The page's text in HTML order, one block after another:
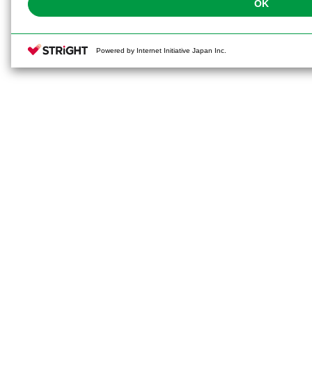
OK
Powered by Internet Initiative Japan Inc.